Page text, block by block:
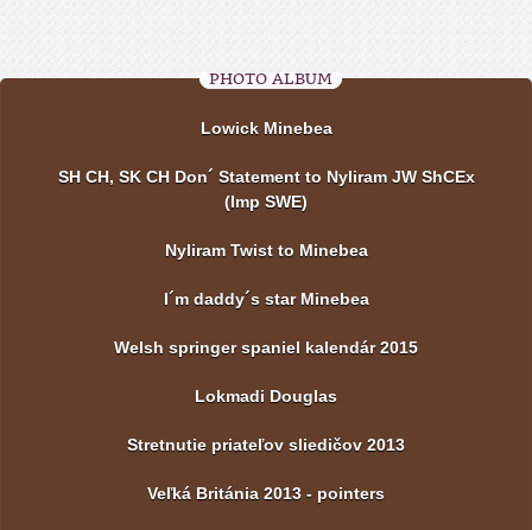
PHOTO ALBUM
Lowick Minebea
SH CH, SK CH Don´ Statement to Nyliram JW ShCEx
(Imp SWE)
Nyliram Twist to Minebea
I´m daddy´s star Minebea
Welsh springer spaniel kalendár 2015
Lokmadi Douglas
Stretnutie priateľov sliedičov 2013
Veľká Británia 2013 - pointers